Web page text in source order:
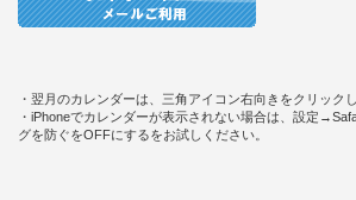
・翌月のカレンダーは、三角アイコン右向きをクリックし
・iPhoneでカレンダーが表示されない場合は、設定
グを防ぐをOFFにするをお試しください。